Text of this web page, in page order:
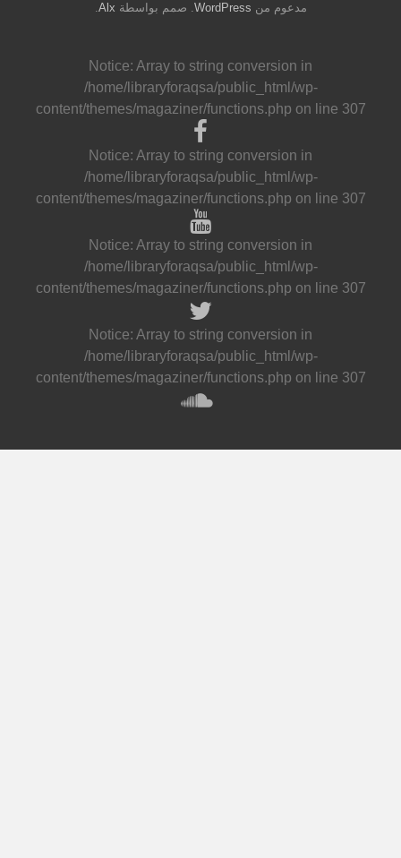
مدعوم من WordPress. صمم بواسطة Alx
.
Notice: Array to string conversion in
/home/libraryforaqsa/public_html/wp-
content/themes/magaziner/functions.php on line 307
Notice: Array to string conversion in
/home/libraryforaqsa/public_html/wp-
content/themes/magaziner/functions.php on line 307
Notice: Array to string conversion in
/home/libraryforaqsa/public_html/wp-
content/themes/magaziner/functions.php on line 307
Notice: Array to string conversion in
/home/libraryforaqsa/public_html/wp-
content/themes/magaziner/functions.php on line 307